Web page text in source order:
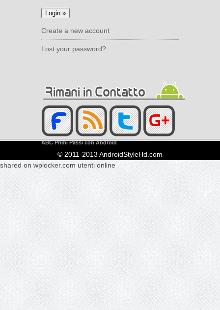
Create a new account
Lost your password?
ABC Primi Passi con Android
Contatti |contact@androidstylehd.com
Forum Lavora Con Noi
Le Nostre Prove beta Play Store Pubblicità
© 2011-2013 AndroidStyleHd.com
shared on wplocker.com utenti online